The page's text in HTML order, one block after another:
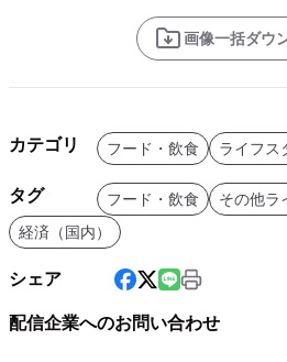
画像一括ダウ
カテゴリ フード・飲食 ライフス
タグ フード・飲食
その他ラ
経済（国内）
シェア
配信企業へのお問い合わせ